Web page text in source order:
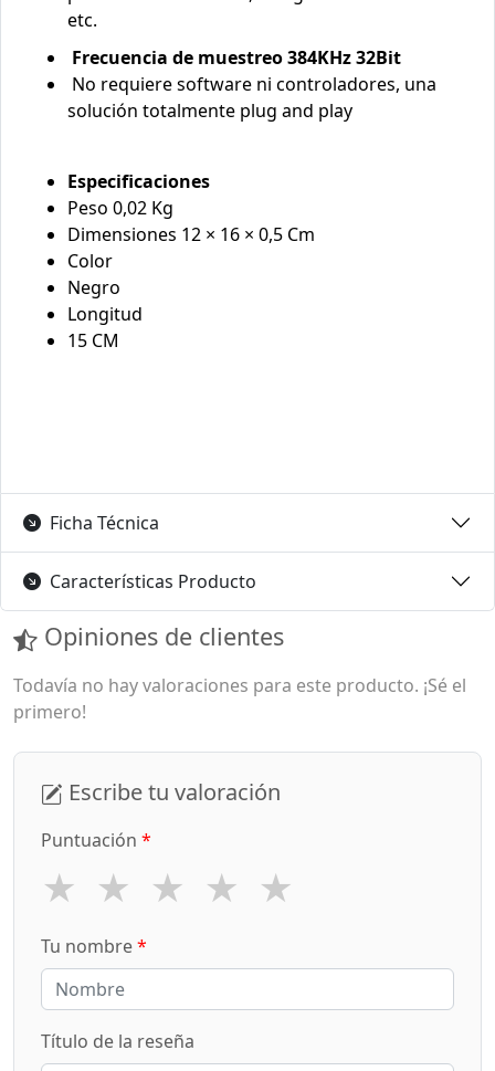
etc.
Frecuencia de muestreo 384KHz 32Bit
No requiere software ni controladores, una
solución totalmente plug and play
Especificaciones
Peso 0,02 Kg
Dimensiones 12 × 16 × 0,5 Cm
Color
Negro
Longitud
15 CM
Ficha Técnica
Características Producto
Opiniones de clientes
Todavía no hay valoraciones para este producto. ¡Sé el
primero!
Escribe tu valoración
Puntuación *
★ ★ ★ ★ ★
Tu nombre*
Título de la reseña